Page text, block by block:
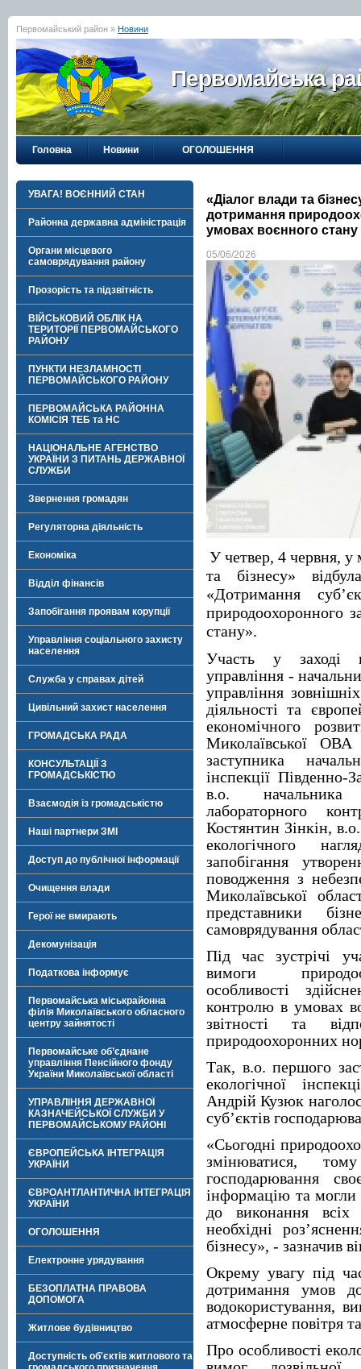
Первомайський район » Новини
Первомайська
Головна Новини ОГОЛОШЕННЯ
УВАГА! ВОЄННИЙ СТАН
Районна державна адміністрація
Органи місцевого
самоврядування району
Прозорість та підзвітність
ВІЙСЬКОВИЙ ОБЛІК НА
ТЕРИТОРІЇ ПЕРВОМАЙСЬКОГО
РАЙОНУ
ПУНКТИ НЕЗЛАМНОСТІ
ПЕРВОМАЙСЬКОГО РАЙОНУ
ПЕРВОМАЙСЬКА РАЙОННА
КОМІСІЯ ТЕБ та НС
НАЦІОНАЛЬНЕ АГЕНСТВО
УКРАЇНИ З ПИТАНЬ ДЕРЖАВНОЇ
СЛУЖБИ
Звернення громадян
Регуляторна діяльність
Економіка
Відділ фінансів
Запобігання проявам корупції
Управління соціального захисту
населення
Служба у справах дітей
Цивільний захист населення
ГРОМАДСЬКА РАДА
КОНСУЛЬТАЦІЇ З
ГРОМАДСЬКІСТЮ
Взаємодія із громадськістю
Наші партнери ЗМІ
Доступ до публічної інформації
Очищення влади
Герої не вмирають
Декомунізація
Податкова інформує
Первомайська міськрайонна
філія Миколаївського обласного
центру зайнятості
Первомайське об’єднане
управління Пенсійного фонду
України Миколаївської області
УПРАВЛІННЯ ДЕРЖАВНОЇ
КАЗНАЧЕЙСЬКОЇ СЛУЖБИ У
ПЕРВОМАЙСЬКОМУ РАЙОНІ
ЄВРОПЕЙСЬКА ІНТЕГРАЦІЯ
УКРАЇНИ
ЄВРОАНТЛАНТИЧНА ІНТЕГРАЦІЯ
УКРАЇНИ
ОГОЛОШЕННЯ
Електронне урядування
БЕЗОПЛАТНА ПРАВОВА
ДОПОМОГА
Житлове будівництво
Доступність об'єктів житлового та
«Діалог влади та
дотримання
умовах воєнного стану
05/06/2026
У четвер, 4 червня,
та бізнесу»
«Дотримання
природоохоронного
стану».
Участь у заході
управління -
управління
діяльності та
економічного
Миколаївської
заступника
інспекції Південно-
в.о. начальника
лабораторного
Костянтин Зінкін,
екологічного
запобігання
поводження з
Миколаївської
представники
самоврядування
Під час зустрічі
вимоги
особливості
контролю в умовах
звітності та
природоохоронних
Так, в.о. першого
екологічної
Андрій Кузюк
суб’єктів
«Сьогодні
змінюватися,
господарювання
інформацію та
до виконання
необхідні
бізнесу», - зазначив
Окрему увагу під
дотримання умов
водокористування,
атмосферне повітря
Про особливості